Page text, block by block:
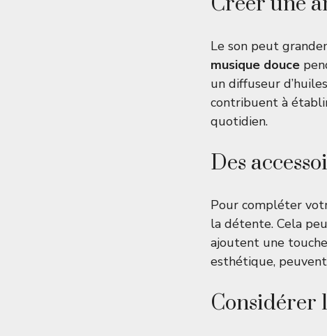
Le son peut
musique douce
un diffuseur
contribuent à
quotidien.
Des
Pour compléter
la détente. Cela
ajoutent une
esthétique,
Considérer